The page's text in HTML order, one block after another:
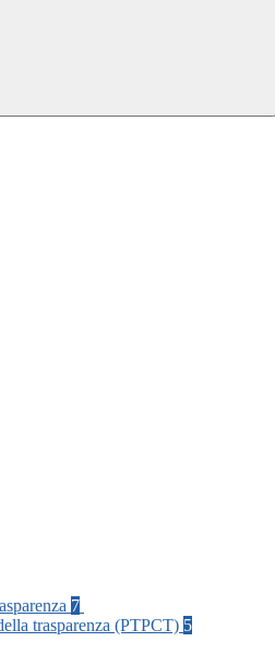
7
trasparenza (PTPCT) 5